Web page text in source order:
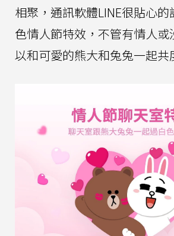
相聚，通訊軟體LINE很貼心
色情人節特效，不管有情人
以和可愛的熊大和兔兔一起共